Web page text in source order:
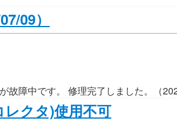
09）
障中です。 修理完了しました。（
クタ)使用不可